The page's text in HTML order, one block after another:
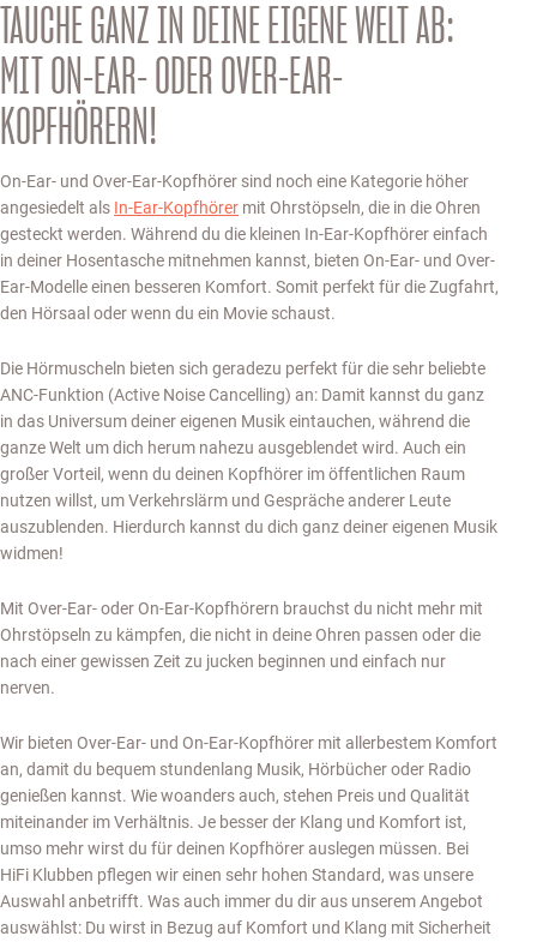
TAUCHE GANZ IN DEINE EIGENE WELT AB:
MIT ON-EAR- ODER OVER-EAR-
KOPFHÖRERN!
On-Ear- und Over-Ear-Kopfhörer sind noch eine Kategorie höher
angesiedelt als In-Ear-Kopfhörer mit Ohrstöpseln, die in die Ohren
gesteckt werden. Während du die kleinen In-Ear-Kopfhörer einfach
in deiner Hosentasche mitnehmen kannst, bieten On-Ear- und Over-
Ear-Modelle einen besseren Komfort. Somit perfekt für die Zugfahrt,
den Hörsaal oder wenn du ein Movie schaust.
Die Hörmuscheln bieten sich geradezu perfekt für die sehr beliebte
ANC-Funktion (Active Noise Cancelling) an: Damit kannst du ganz
in das Universum deiner eigenen Musik eintauchen, während die
ganze Welt um dich herum nahezu ausgeblendet wird. Auch ein
großer Vorteil, wenn du deinen Kopfhörer im öffentlichen Raum
nutzen willst, um Verkehrslärm und Gespräche anderer Leute
auszublenden. Hierdurch kannst du dich ganz deiner eigenen Musik
widmen!
Mit Over-Ear- oder On-Ear-Kopfhörern brauchst du nicht mehr mit
Ohrstöpseln zu kämpfen, die nicht in deine Ohren passen oder die
nach einer gewissen Zeit zu jucken beginnen und einfach nur
nerven.
Wir bieten Over-Ear- und On-Ear-Kopfhörer mit allerbestem Komfort
an, damit du bequem stundenlang Musik, Hörbücher oder Radio
genießen kannst. Wie woanders auch, stehen Preis und Qualität
miteinander im Verhältnis. Je besser der Klang und Komfort ist,
umso mehr wirst du für deinen Kopfhörer auslegen müssen. Bei
HiFi Klubben pflegen wir einen sehr hohen Standard, was unsere
Auswahl anbetrifft. Was auch immer du dir aus unserem Angebot
auswählst: Du wirst in Bezug auf Komfort und Klang mit Sicherheit